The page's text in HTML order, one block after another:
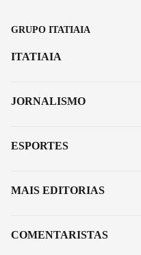
GRUPO ITATIAIA
ITATIAIA
JORNALISMO
ESPORTES
MAIS EDITORIAS
COMENTARISTAS